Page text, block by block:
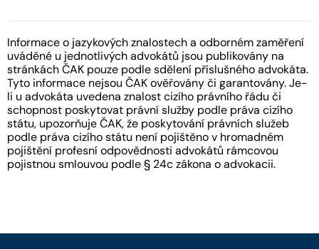
Informace o jazykových znalostech a odborném zaměření
uváděné u jednotlivých advokátů jsou publikovány na
stránkách ČAK pouze podle sdělení příslušného advokáta.
Tyto informace nejsou ČAK ověřovány či garantovány. Je-
li u advokáta uvedena znalost cizího právního řádu či
schopnost poskytovat právní služby podle práva cizího
státu, upozorňuje ČAK, že poskytování právních služeb
podle práva cizího státu není pojištěno v hromadném
pojištění profesní odpovědnosti advokátů rámcovou
pojistnou smlouvou podle § 24c zákona o advokacii.